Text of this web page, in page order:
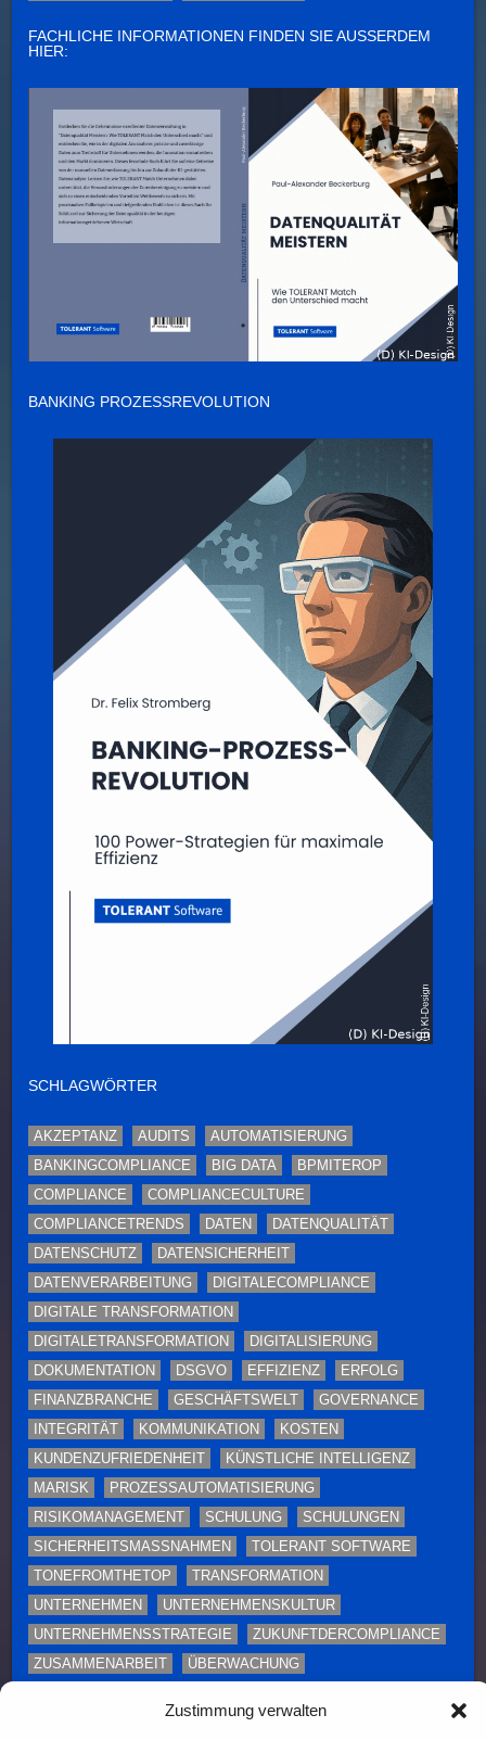
Zustimmung verwalten
FACHLICHE INFORMATIONEN FINDEN SIE AUSSERDEM H
IER:
BANKING PROZESSREVOLUTION
SCHLAGWÖRTER
AKZEPTANZ AUDITS
AUTOMATISIERUNG
BANKINGCOMPLIANCE
BIG DATA
BPMITEROP
COMPLIANCE
COMPLIANCECULTURE
COMPLIANCETRENDS
DATEN
DATENQUALITÄT
DATENSCHUTZ
DATENSICHERHEIT
DATENVERARBEITUNG
DIGITALECOMPLIANCE
DIGITALE TRANSFORMATION
DIGITALETRANSFORMATION
DIGITALISIERUNG
DOKUMENTATION
DSGVO EFFIZIENZ
ERFOLG
FINANZBRANCHE
GESCHÄFTSWELT
GOVERNANCE
INTEGRITÄT
KOMMUNIKATION
KOSTEN
KUNDENZUFRIEDENHEIT
KÜNSTLICHE INTELLIGENZ
MARISK
PROZESSAUTOMATISIERUNG
RISIKOMANAGEMENT
SCHULUNG
SCHULUNGEN
SICHERHEITSMASSNAHMEN
TOLERANT SOFTWARE
TONEFROMTHETOP
TRANSFORMATION
UNTERNEHMEN
UNTERNEHMENSKULTUR
UNTERNEHMENSSTRATEGIE
ZUKUNFTDERCOMPLIANCE
ZUSAMMENARBEIT
ÜBERWACHUNG
Diese Webseite enthält Inhalte und Medien, die ganz